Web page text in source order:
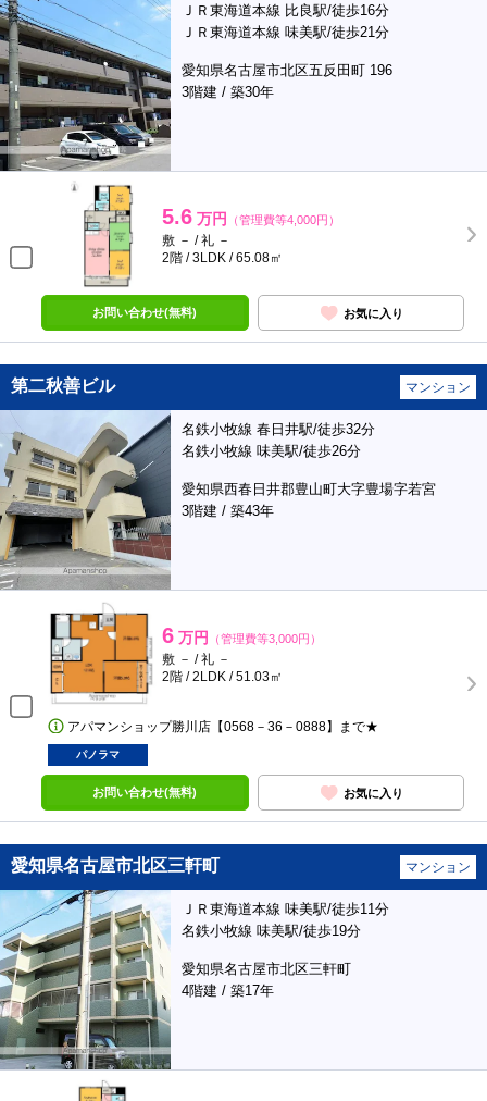
ＪＲ東海道本線 比良駅/徒歩16分
ＪＲ東海道本線 味美駅/徒歩21分
愛知県名古屋市北区五反田町 196
3階建 / 築30年
5.6 万円 （管理費等4,000円）
敷 － / 礼 －
2階 / 3LDK / 65.08㎡
お問い合わせ(無料) お気に入り
第二秋善ビル マンション
名鉄小牧線 春日井駅/徒歩32分
名鉄小牧線 味美駅/徒歩26分
愛知県西春日井郡豊山町大字豊場字若宮
3階建 / 築43年
6 万円 （管理費等3,000円）
敷 － / 礼 －
2階 / 2LDK / 51.03㎡
アパマンショップ勝川店【0568－36－0888】まで★
パノラマ
お問い合わせ(無料) お気に入り
愛知県名古屋市北区三軒町 マンション
ＪＲ東海道本線 味美駅/徒歩11分
名鉄小牧線 味美駅/徒歩19分
愛知県名古屋市北区三軒町
4階建 / 築17年